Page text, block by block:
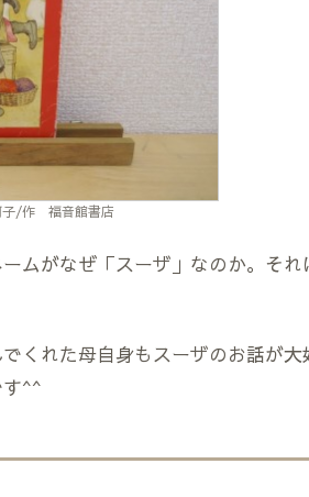
子/作 福音館書店
ムがなぜ「スーザ」なのか。それ
くれた母自身もスーザのお話が大
^^